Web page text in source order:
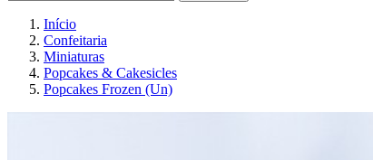
Início
Confeitaria
Miniaturas
Popcakes & Cakesicles
Popcakes Frozen (Un)